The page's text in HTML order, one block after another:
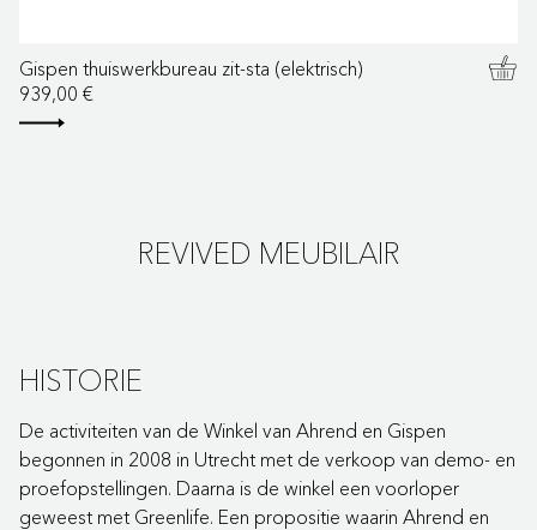
Gispen thuiswerkbureau zit-sta (elektrisch)
939,00 €
REVIVED MEUBILAIR
HISTORIE
De activiteiten van de Winkel van Ahrend en Gispen
begonnen in 2008 in Utrecht met de verkoop van demo- en
proefopstellingen. Daarna is de winkel een voorloper
geweest met Greenlife. Een propositie waarin Ahrend en